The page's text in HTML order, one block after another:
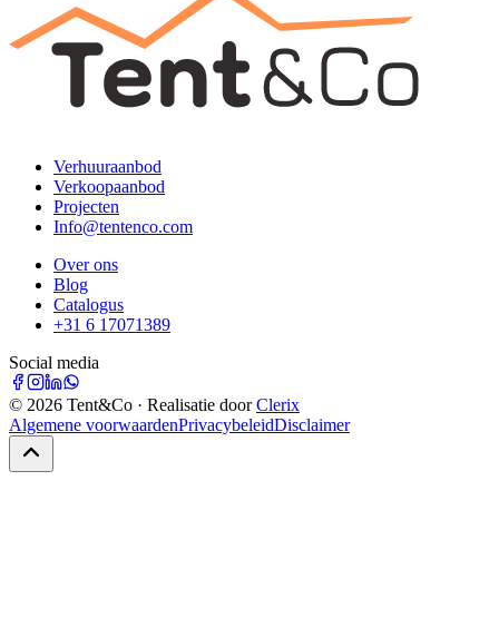
Verhuuraanbod
Verkoopaanbod
Projecten
Info@tentenco.com
Over ons
Blog
Catalogus
+31 6 17071389
Social media
© 2026 Tent&Co · Realisatie door Clerix
Algemene voorwaardenPrivacybeleidDisclaimer